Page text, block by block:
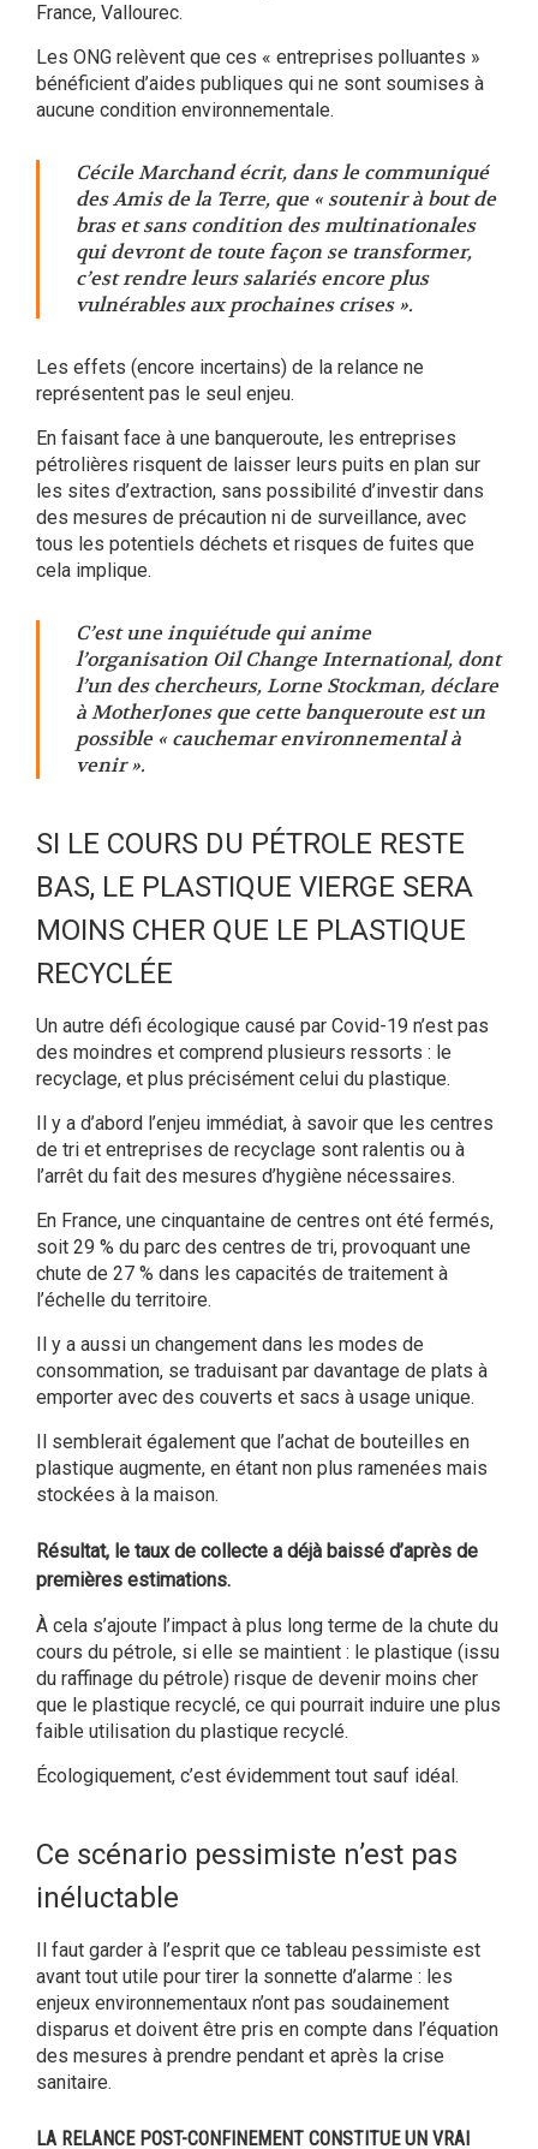
France, Vallourec.
Les ONG relèvent que ces « entreprises polluantes »
bénéficient d’aides publiques qui ne sont soumises à
aucune condition environnementale.
Cécile Marchand écrit, dans le communiqué
des Amis de la Terre, que « soutenir à bout de
bras et sans condition des multinationales
qui devront de toute façon se transformer,
c’est rendre leurs salariés encore plus
vulnérables aux prochaines crises ».
Les effets (encore incertains) de la relance ne
représentent pas le seul enjeu.
En faisant face à une banqueroute, les entreprises
pétrolières risquent de laisser leurs puits en plan sur
les sites d’extraction, sans possibilité d’investir dans
des mesures de précaution ni de surveillance, avec
tous les potentiels déchets et risques de fuites que
cela implique.
C’est une inquiétude qui anime
l’organisation Oil Change International, dont
l’un des chercheurs, Lorne Stockman, déclare
à MotherJones que cette banqueroute est un
possible « cauchemar environnemental à
venir ».
SI LE COURS DU PÉTROLE RESTE
BAS, LE PLASTIQUE VIERGE SERA
MOINS CHER QUE LE PLASTIQUE
RECYCLÉE
Un autre défi écologique causé par Covid-19 n’est pas
des moindres et comprend plusieurs ressorts : le
recyclage, et plus précisément celui du plastique.
Il y a d’abord l’enjeu immédiat, à savoir que les centres
de tri et entreprises de recyclage sont ralentis ou à
l’arrêt du fait des mesures d’hygiène nécessaires.
En France, une cinquantaine de centres ont été fermés,
soit 29 % du parc des centres de tri, provoquant une
chute de 27 % dans les capacités de traitement à
l’échelle du territoire.
Il y a aussi un changement dans les modes de
consommation, se traduisant par davantage de plats à
emporter avec des couverts et sacs à usage unique.
Il semblerait également que l’achat de bouteilles en
plastique augmente, en étant non plus ramenées mais
stockées à la maison.
Résultat, le taux de collecte a déjà baissé d’après de
premières estimations.
À cela s’ajoute l’impact à plus long terme de la chute du
cours du pétrole, si elle se maintient : le plastique (issu
du raffinage du pétrole) risque de devenir moins cher
que le plastique recyclé, ce qui pourrait induire une plus
faible utilisation du plastique recyclé.
Écologiquement, c’est évidemment tout sauf idéal.
Ce scénario pessimiste n’est pas
inéluctable
Il faut garder à l’esprit que ce tableau pessimiste est
avant tout utile pour tirer la sonnette d’alarme : les
enjeux environnementaux n’ont pas soudainement
disparus et doivent être pris en compte dans l’équation
des mesures à prendre pendant et après la crise
sanitaire.
LA RELANCE POST-CONFINEMENT CONSTITUE UN VRAI